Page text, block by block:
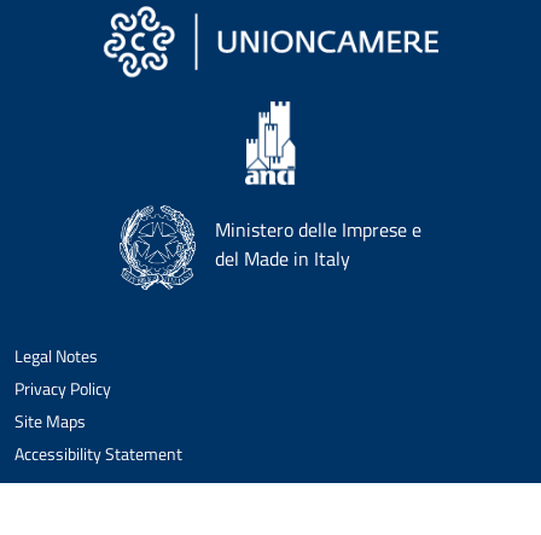
Ministero delle Imprese e
del Made in Italy
Legal Notes
Privacy Policy
Site Maps
Accessibility Statement